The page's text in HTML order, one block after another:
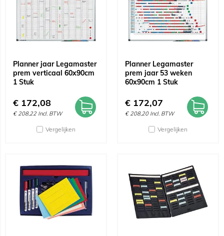
Planner jaar Legamaster
prem verticaal 60x90cm
1 Stuk
€ 172,08
€ 208,22 Incl. BTW
Vergelijken
Planner Legamaster
prem jaar 53 weken
60x90cm 1 Stuk
€ 172,07
€ 208,20 Incl. BTW
Vergelijken